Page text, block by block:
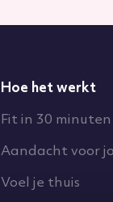
Hoe het werkt
Fit in 30 minuten
Aandacht voor
Voel je thuis